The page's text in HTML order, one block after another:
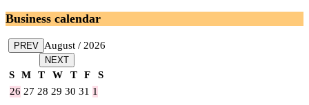
Business calendar
PREV August / 2026
NEXT
S M T W T F
S
26 27 28 29 30 31 1